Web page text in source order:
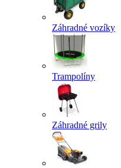
Záhradné vozíky
Trampolíny
Záhradné grily